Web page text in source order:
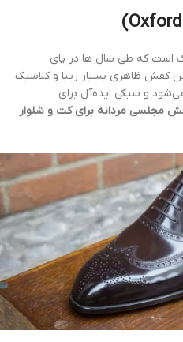
است که طی سال ها در پای
کفش ظاهری بسیار زیبا و کلاسیک
و سبکی ایده‌آل برای
مجلسی مردانه برای کت و شلوار